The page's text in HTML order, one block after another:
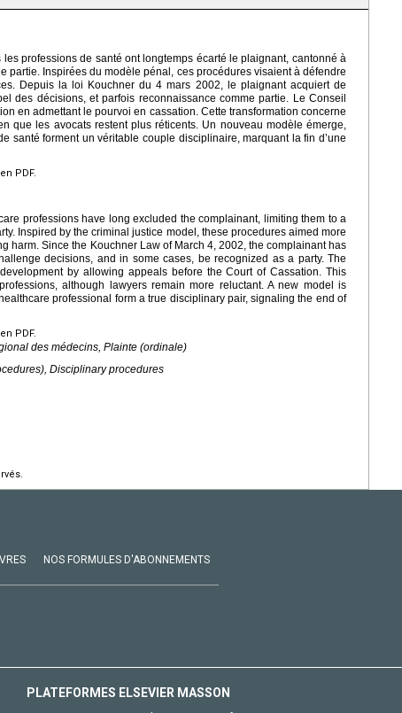
professions de santé ont longtemps écarté le plaignant, cantonné à
partie. Inspirées du modèle pénal, ces procédures visaient à défendre
Depuis la loi Kouchner du 4 mars 2002, le plaignant acquiert de
des décisions, et parfois reconnaissance comme partie. Le Conseil
en admettant le pourvoi en cassation. Cette transformation concerne
que les avocats restent plus réticents. Un nouveau modèle émerge,
santé forment un véritable couple disciplinaire, marquant la fin d’une
PDF.
professions have long excluded the complainant, limiting them to a
Inspired by the criminal justice model, these procedures aimed more
harm. Since the Kouchner Law of March 4, 2002, the complainant has
decisions, and in some cases, be recognized as a party. The
by allowing appeals before the Court of Cassation. This
although lawyers remain more reluctant. A new model is
professional form a true disciplinary pair, signaling the end of
PDF.
des médecins, Plainte (ordinale)
Disciplinary procedures
NOS FORMULES D'ABONNEMENTS
PLATEFORMES ELSEVIER MASSON